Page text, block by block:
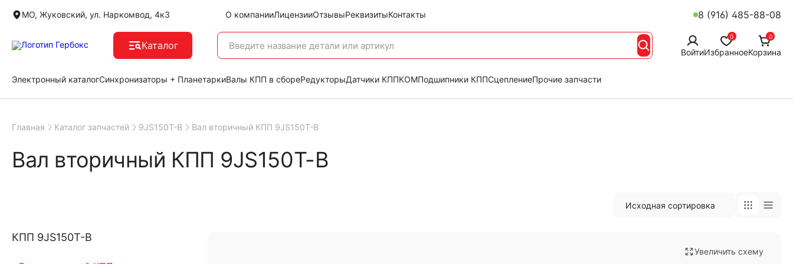
МО, Жуковский, ул. Наркомвод, 4к3 О компанииЛицензииОтзывыРеквизитыКонтакты 8 (916) 485-88-08
Каталог
Войти
0
Избранное
0
Корзина
Электронный каталогСинхронизаторы + ПланетаркиВалы КПП в сбореРедукторыДатчики КППКОМПодшипники КППСцеплениеПрочие запчасти
Главная Каталог запчастей 9JS150T-B Вал вторичный КПП 9JS150T-B
Вал вторичный КПП 9JS150T-B
КПП 9JS150T-B
Увеличить схему